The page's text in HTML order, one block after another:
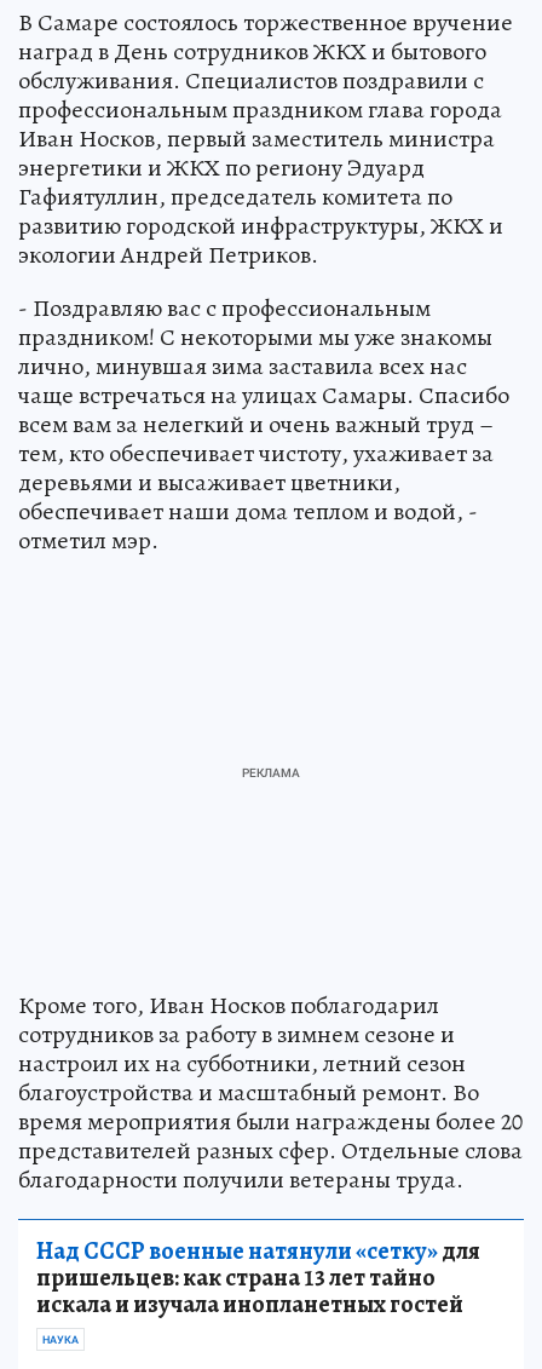
В Самаре состоялось торжественное вручение
наград в День сотрудников ЖКХ и бытового
обслуживания. Специалистов поздравили с
профессиональным праздником глава города
Иван Носков, первый заместитель министра
энергетики и ЖКХ по региону Эдуард
Гафиятуллин, председатель комитета по
развитию городской инфраструктуры, ЖКХ и
экологии Андрей Петриков.
- Поздравляю вас с профессиональным
праздником! С некоторыми мы уже знакомы
лично, минувшая зима заставила всех нас
чаще встречаться на улицах Самары. Спасибо
всем вам за нелегкий и очень важный труд –
тем, кто обеспечивает чистоту, ухаживает за
деревьями и высаживает цветники,
обеспечивает наши дома теплом и водой, -
отметил мэр.
Кроме того, Иван Носков поблагодарил
сотрудников за работу в зимнем сезоне и
настроил их на субботники, летний сезон
благоустройства и масштабный ремонт. Во
время мероприятия были награждены более 20
представителей разных сфер. Отдельные слова
благодарности получили ветераны труда.
Над СССР военные натянули «сетку»для
пришельцев: как страна 13 лет тайно
искала и изучала инопланетных гостей
НАУКА